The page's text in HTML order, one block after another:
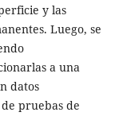
y las
Luego, se
a una
datos
pruebas de